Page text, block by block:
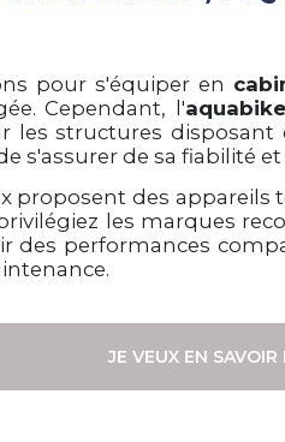
pour s'équiper en
Cependant, l'
les structures
s'assurer de sa fiabilité
proposent des appareils
les marques
des performances
JE VEUX EN